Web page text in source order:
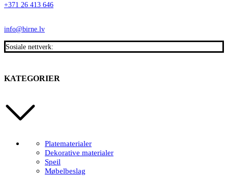
+371 26 413 646
info@birne.lv
Sosiale nettverk:
KATEGORIER
Platematerialer
Dekorative materialer
Speil
Møbelbeslag